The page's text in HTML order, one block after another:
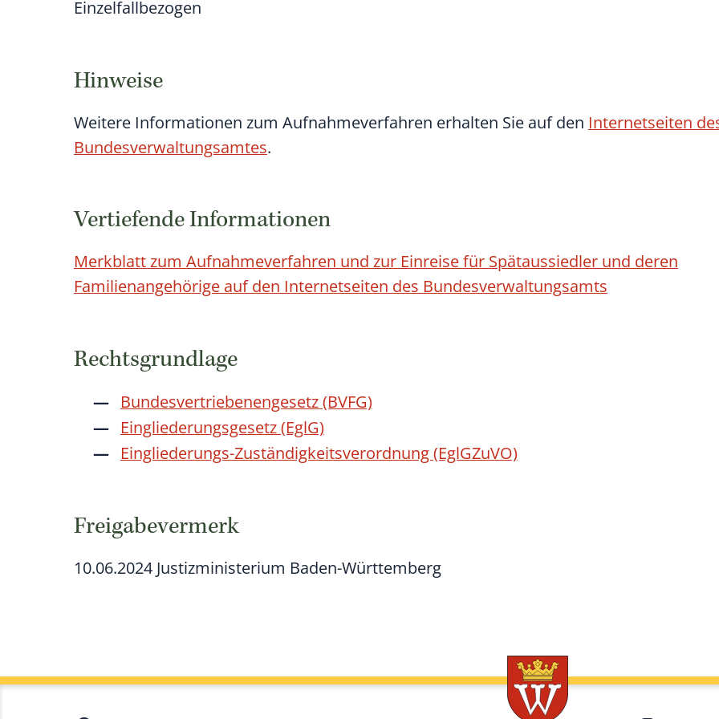
Einzelfallbezogen
Hinweise
Weitere Informationen zum Aufnahmeverfahren erhalten Sie auf den Internetseiten
Bundesverwaltungsamtes.
Vertiefende Informationen
Merkblatt zum Aufnahmeverfahren und zur Einreise für Spätaussiedler und deren
Familienangehörige auf den Internetseiten des Bundesverwaltungsamts
Rechtsgrundlage
Bundesvertriebenengesetz (BVFG)
Eingliederungsgesetz (EglG)
Eingliederungs-Zuständigkeitsverordnung (EglGZuVO)
Freigabevermerk
10.06.2024 Justizministerium Baden-Württemberg